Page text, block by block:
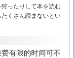
ったりして本を読む
くさん読まないとい
有限的时间可不